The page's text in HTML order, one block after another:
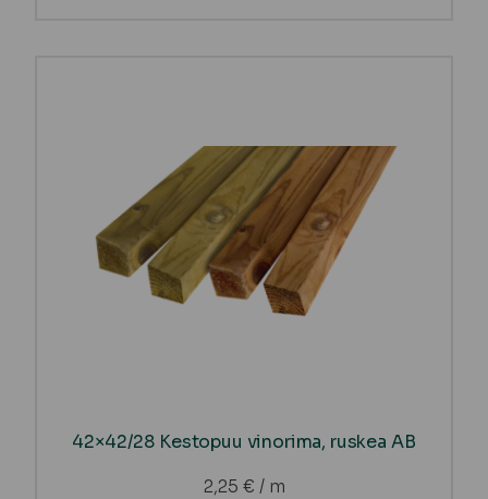
42×42/28 Kestopuu vinorima, ruskea AB
2,25 € / m